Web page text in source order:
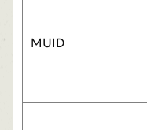
MUID